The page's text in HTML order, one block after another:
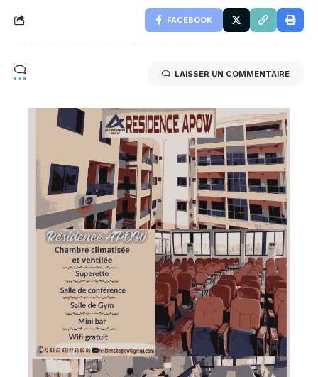
FACEBOOK
LAISSER UN COMMENTAIRE